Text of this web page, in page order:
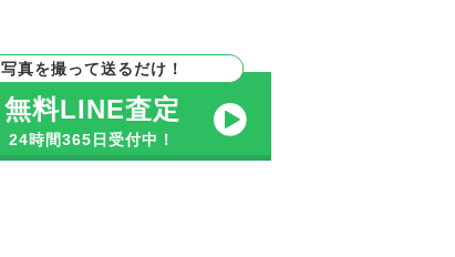
写真を撮って送るだけ！
無料LINE査定
24時間365日受付中！